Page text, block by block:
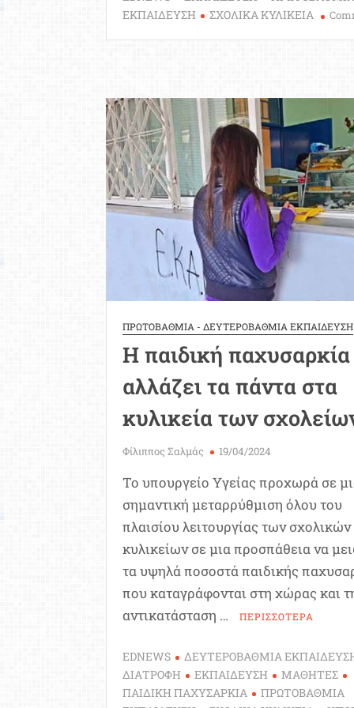
ΕΚΠΑΙΔΕΥΣΗ
ΣΧΟΛΙΚΑ ΚΥΛΙΚΕΙΑ
ΠΡΩΤΟΒΑΘΜΙΑ - ΔΕΥΤΕΡΟΒΑΘΜΙΑ ΕΚΠΑΙΔΕΥΣΗ
Η παιδική παχυσαρκία
αλλάζει τα πάντα στα
κυλικεία των
Φίλιππος Σαλμάς 19/04/2024
Το υπουργείο Υγείας προχωρά σε
σημαντική μεταρρύθμιση όλου του
πλαισίου λειτουργίας των σχολικών
κυλικείων σε μια προσπάθεια να
τα υψηλά ποσοστά παιδικής
που καταγράφονται στη χώρας και
αντικατάσταση …
ΠΕΡΙΣΣΟΤΕΡΑ
EDNEWS
ΔΕΥΤΕΡΟΒΑΘΜΙΑ
ΔΙΑΤΡΟΦΗ
ΕΚΠΑΙΔΕΥΣΗ
ΜΑΘΗΤΕΣ
ΠΑΙΔΙΚΗ ΠΑΧΥΣΑΡΚΙΑ
ΠΡΩΤΟΒΑΘΜΙΑ